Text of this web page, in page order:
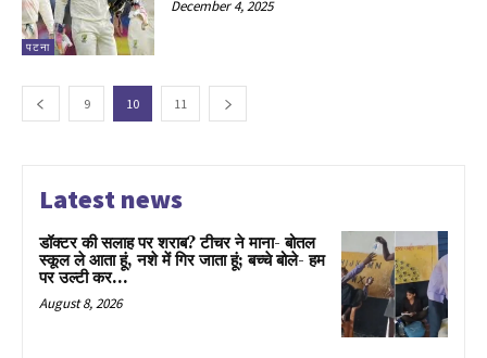
पटना
December 4, 2025
9 10 11
Latest news
डॉक्टर की सलाह पर शराब? टीचर ने माना- बोतल
स्कूल ले आता हूं, नशे में गिर जाता हूं; बच्चे बोले- हम
पर उल्टी कर...
August 8, 2026